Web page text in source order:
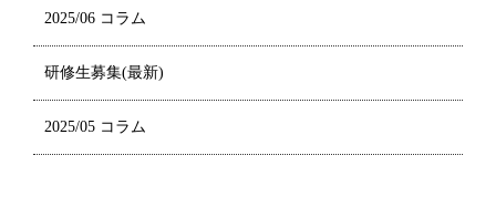
2025/06 コラム
研修生募集(最新)
2025/05 コラム